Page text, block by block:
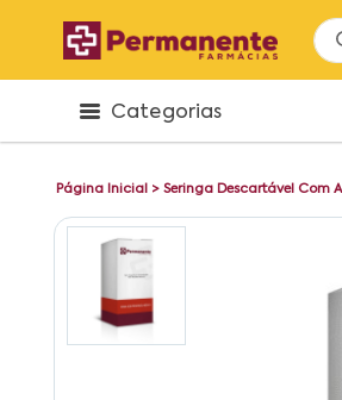
Categorias
Página Inicial > Seringa Descartável Com